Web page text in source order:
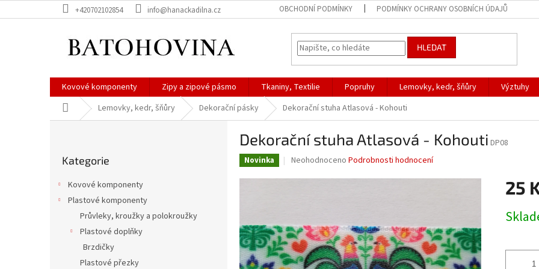
na
+420702102854 info@hanackadilna.cz OBCHODNÍ PODMÍNKY PODMÍNKY OCHRANY OSOBNÍCH ÚDAJŮ
HLEDAT
Kovové komponenty Zipy a zipové pásmo Tkaniny, Textilie Popruhy Lemovky, kedr, šňůry Výztuhy
Domů Lemovky, kedr, šňůry Dekorační pásky Dekorační stuha Atlasová - Kohouti
kategorie
Kategorie
Kovové komponenty
Plastové komponenty
Průvleky, kroužky a polokroužky
Plastové doplňky
Brzdičky
Plastové přezky
Dekorační stuha Atlasová - Kohouti DP08
Novinka
Průměrné
produktu
5
hvězdiček.
Neohodnoceno Podrobnosti hodnocení
25
cena: